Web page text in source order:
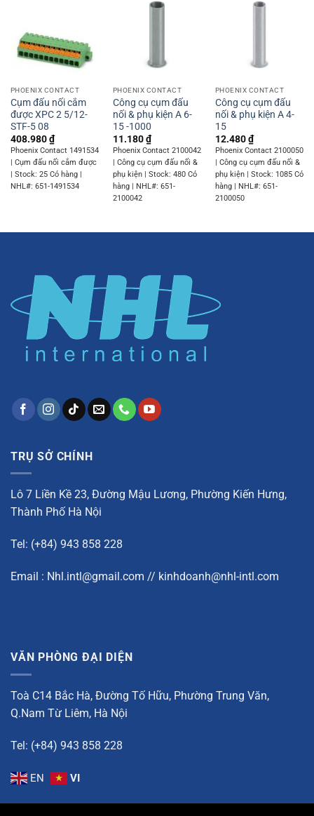
PHOENIX CONTACT
Cụm đấu nối cắm
được XPC 2 5/12-
STF-5 08
408.980₫
Phoenix Contact 1491534
| Cụm đấu nối cắm được
| Stock: 25 Có hàng |
NHL#: 651-1491534
PHOENIX CONTACT
Công cụ cụm đấu
nối & phụ kiện A 6-
15 -1000
11.180₫
Phoenix Contact 2100042
| Công cụ cụm đấu nối &
phụ kiện | Stock: 480 Có
hàng | NHL#: 651-
2100042
PHOENIX CONTACT
Công cụ cụm đấu
nối & phụ kiện A 4-
15
12.480₫
Phoenix Contact 2100050
| Công cụ cụm đấu nối &
phụ kiện | Stock: 1085 Có
hàng | NHL#: 651-
2100050
TRỤ SỞ CHÍNH
Lô 7 Liền Kề 23, Đường Mậu Lương, Phường Kiến Hưng,
Thành Phố Hà Nội
Tel: (+84) 943 858 228
Email : Nhl.intl@gmail.com // kinhdoanh@nhl-intl.com
VĂN PHÒNG ĐẠI DIỆN
Toà C14 Bắc Hà, Đường Tố Hữu, Phường Trung Văn,
Q.Nam Từ Liêm, Hà Nội
Tel: (+84) 943 858 228
EN VI